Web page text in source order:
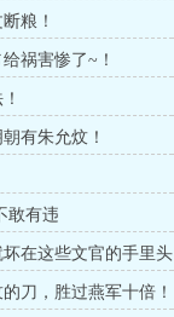
粮！
祸害惨了~！
有朱允炆！
敢有违
在这些文官的手里头
刀，胜过燕军十倍！